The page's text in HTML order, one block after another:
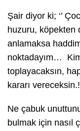
Şair diyor ki; ‘’
huzuru, köpekten
anlamaksa
noktadayım…
toplayacaksın,
kararı
Ne çabuk
bulmak için nasıl